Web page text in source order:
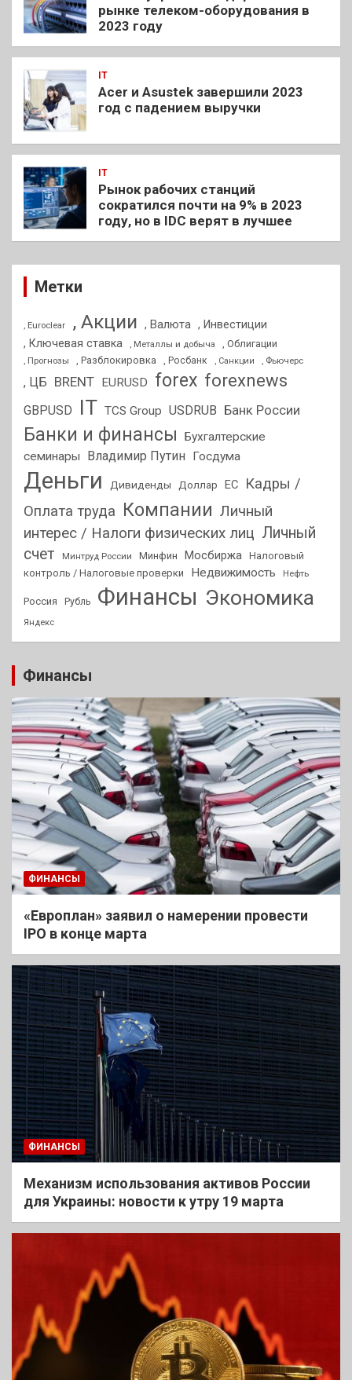
рынке телеком-оборудования в
2023 году
IT
Acer и Asustek завершили 2023
год с падением выручки
IT
Рынок рабочих станций
сократился почти на 9% в 2023
году, но в IDC верят в лучшее
Метки
, Euroclear , Акции , Валюта , Инвестиции
, Ключевая ставка
, Металлы и добыча , Облигации
, Прогнозы , Разблокировка , Росбанк , Санкции , Фьючерс
, ЦБ BRENT EURUSD forex forexnews
GBPUSD IT TCS Group USDRUB Банк России
Банки и финансы
Бухгалтерские
семинары
Владимир Путин Госдума
Деньги Дивиденды Доллар ЕС
Кадры /
Оплата труда Компании Личный
интерес / Налоги физических лиц Личный
счет
Минтруд России Минфин Мосбиржа Налоговый
контроль / Налоговые проверки
Недвижимость Нефть
Россия Рубль Финансы Экономика
Яндекс
Финансы
ФИНАНСЫ
«Европлан» заявил о намерении провести
IPO в конце марта
ФИНАНСЫ
Механизм использования активов России
для Украины: новости к утру 19 марта